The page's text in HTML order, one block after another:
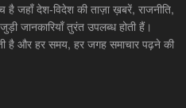
देश-विदेश की ताज़ा ख़बरें, राजनीति,
जानकारियाँ तुरंत उपलब्ध होती हैं।
है और हर समय, हर जगह समाचार पढ़ने की